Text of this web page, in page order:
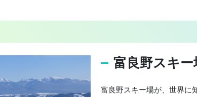
富良野スキー
富良野スキー場が、世界に